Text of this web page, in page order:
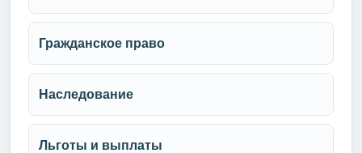
Гражданское право
Наследование
Льготы и выплаты